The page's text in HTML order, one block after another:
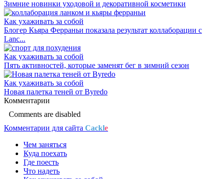
Зимние новинки уходовой и декоративной косметики
Как ухаживать за собой
Блогер Кьяра Ферраньи показала результат коллаборации с
Lanc...
Как ухаживать за собой
Пять активностей, которые заменят бег в зимний сезон
Как ухаживать за собой
Новая палетка теней от Byredo
Комментарии
Comments are disabled
Комментарии для сайта Cackle
Чем заняться
Куда поехать
Где поесть
Что надеть